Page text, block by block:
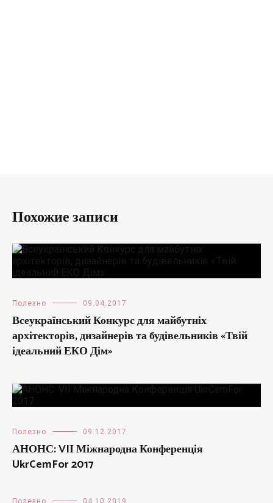
Похожие записи
Полезно 09.04.2017
Всеукраїнський Конкурс для майбутніх
архітекторів, дизайнерів та будівельників «Твій
ідеальний ЕКО Дім»
Полезно 09.12.2017
АНОНС: VIІ Міжнародна Конференція
UkrCemFor 2017
Полезно 04.10.2019